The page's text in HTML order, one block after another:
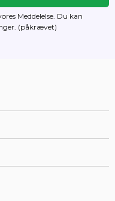
Meddelelse. Du kan
(påkrævet)